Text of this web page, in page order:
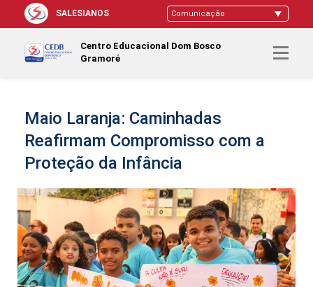
SALESIANOS
Centro Educacional Dom Bosco
Gramoré
Maio Laranja: Caminhadas
Reafirmam Compromisso com a
Proteção da Infância